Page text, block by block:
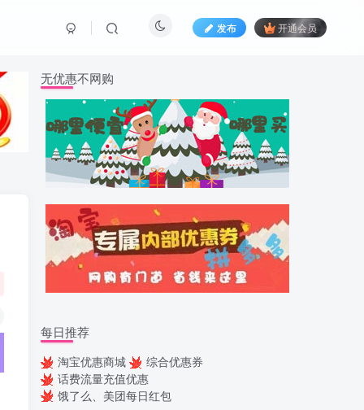
发布 开通会员
无优惠不网购
每日推荐
淘宝优惠商城
综合优惠券
话费流量充值优惠
饿了么、美团每日红包